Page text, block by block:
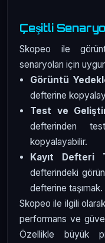
Çeşitli
Skopeo ile
senaryoları için
Görüntü
defterine
Test ve
defterinden
kopyalayabilir.
Kayıt Defteri
defterindeki
defterine taşımak.
Skopeo ile ilgili
performans ve
Özellikle büyük